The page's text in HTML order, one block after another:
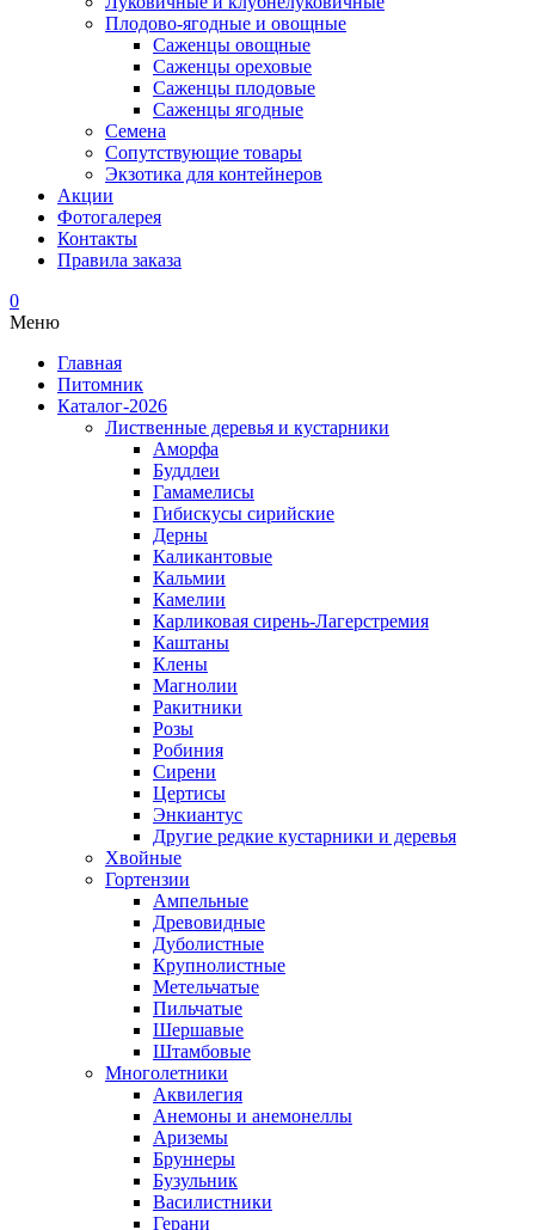
Плодово-ягодные и овощные
Саженцы овощные
Саженцы ореховые
Саженцы плодовые
Саженцы ягодные
Семена
Сопутствующие товары
Экзотика для контейнеров
Акции
Фотогалерея
Контакты
Правила заказа
0
Меню
Главная
Питомник
Каталог-2026
Лиственные деревья и кустарники
Аморфа
Буддлеи
Гамамелисы
Гибискусы сирийские
Дерны
Каликантовые
Кальмии
Камелии
Карликовая сирень-Лагерстремия
Каштаны
Клены
Магнолии
Ракитники
Розы
Робиния
Сирени
Цертисы
Энкиантус
Другие редкие кустарники и деревья
Хвойные
Гортензии
Ампельные
Древовидные
Дуболистные
Крупнолистные
Метельчатые
Пильчатые
Шершавые
Штамбовые
Многолетники
Аквилегия
Анемоны и анемонеллы
Ариземы
Бруннеры
Бузульник
Василистники
Герани